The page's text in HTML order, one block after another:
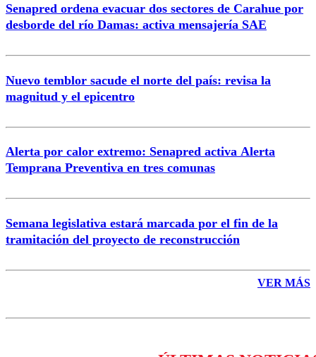
Correo
Senapred ordena evacuar dos sectores de Carahue por
desborde del río Damas: activa mensajería SAE
Nuevo temblor sacude el norte del país: revisa la
magnitud y el epicentro
Alerta por calor extremo: Senapred activa Alerta
Temprana Preventiva en tres comunas
Semana legislativa estará marcada por el fin de la
tramitación del proyecto de reconstrucción
VER MÁS